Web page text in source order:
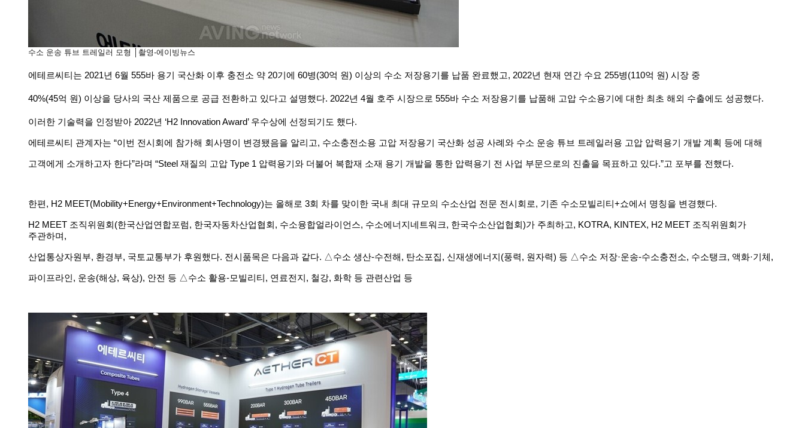
수소 운송 튜브 트레일러 모형 촬영-에이빙뉴스
에테르씨티는 2021년 6월 555바 용기 국산화 이후 충전소 약 20기에 60병(30억 원) 이상의 수소 저장용기를 납품 완료했고, 2022년 현재 연간 수요 255병(110억 원) 시장 중
40%(45억 원) 이상을 당사의 국산 제품으로 공급 전환하고 있다고 설명했다. 2022년 4월 호주 시장으로 555바 수소 저장용기를 납품해 고압 수소용기에 대한 최초 해외 수출에도 성공했다.
이러한 기술력을 인정받아 2022년 ‘H2 Innovation Award’ 우수상에 선정되기도 했다.
에테르씨티 관계자는 “이번 전시회에 참가해 회사명이 변경됐음을 알리고, 수소충전소용 고압 저장용기 국산화 성공 사례와 수소 운송 튜브 트레일러용 고압 압력용기 개발 계획 등에 대해
고객에게 소개하고자 한다”라며 “Steel 재질의 고압 Type 1 압력용기와 더불어 복합재 소재 용기 개발을 통한 압력용기 전 사업 부문으로의 진출을 목표하고 있다.”고 포부를 전했다.
한편 , H2 MEET(Mobility+Energy+Environment+Technology)는 올해로 3회 차를 맞이한 국내 최대 규모의 수소산업 전문 전시회로, 기존 수소모빌리티 +쇼에서 명칭을 변경했다.
H2 MEET 조직위원회 (한국산업연합포럼, 한국자동차산업협회 , 수소융합얼라이언스, 수소에너지네트워크, 한국수소산업협회 )가 주최하고, KOTRA, KINTEX, H2 MEET 조직위원회가
주관하며 ,
산업통상자원부, 환경부, 국토교통부가 후원했다. 전시품목은 다음과 같다. △수소 생산-수전해 , 탄소포집, 신재생에너지 (풍력, 원자력) 등 △수소 저장·운송-수소충전소, 수소탱크, 액화·기체 ,
파이프라인 , 운송(해상, 육상), 안전 등 △수소 활용-모빌리티 , 연료전지 , 철강, 화학 등 관련산업 등